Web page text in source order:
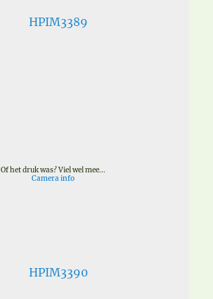
Of het druk was? Viel wel mee...
Camera info